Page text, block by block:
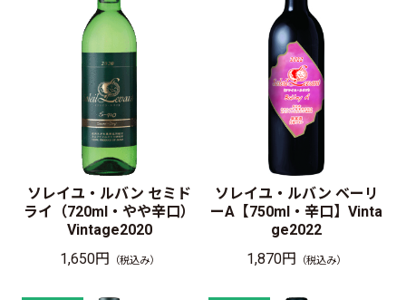
ソレイユ・ルバン セミド
ライ（720ml・やや辛口）
Vintage2020
1,650円 （税込み）
ソレイユ・ルバン ベーリ
ーA【750ml・辛口】Vinta
ge2022
1,870円 （税込み）